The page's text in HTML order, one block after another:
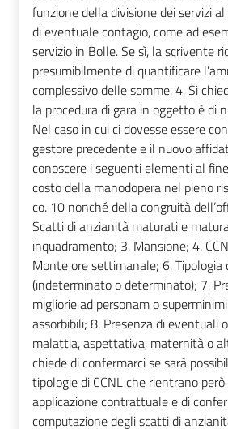
funzione della divisione dei servizi
di eventuale contagio, come ad
servizio in Bolle. Se sì, la scrivente
presumibilmente di quantificare
complessivo delle somme. 4. Si
la procedura di gara in oggetto è di
Nel caso in cui ci dovesse essere
gestore precedente e il nuovo
conoscere i seguenti elementi al
costo della manodopera nel pieno
co. 10 nonché della congruità
Scatti di anzianità maturati e
inquadramento; 3. Mansione; 4.
Monte ore settimanale; 6.
(indeterminato o determinato); 7.
migliorie ad personam o
assorbibili; 8. Presenza di eventuali
malattia, aspettativa, maternità o
chiede di confermarci se sarà
tipologie di CCNL che rientrano
applicazione contrattuale e di
computazione degli scatti di